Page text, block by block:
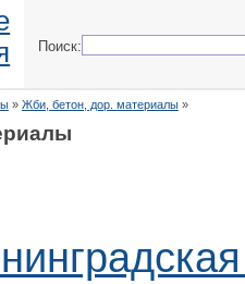
Поиск:
» Жби, бетон, дор. материалы»